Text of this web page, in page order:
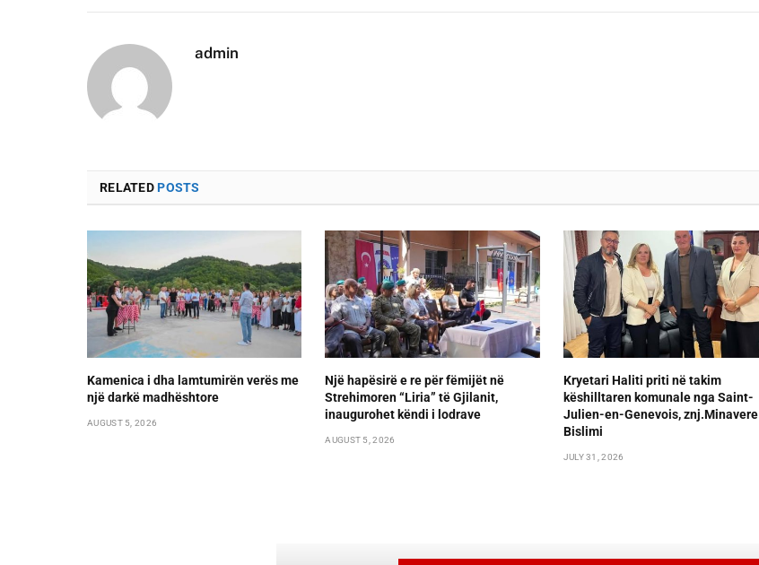
admin
RELATEDPOSTS
Kamenica i dha lamtumirën verës me
një darkë madhështore
AUGUST 5, 2026
Një hapësirë e re për fëmijët në
Strehimoren “Liria” të Gjilanit,
inaugurohet këndi i lodrave
AUGUST 5, 2026
Kryetari Haliti priti në takim
këshilltaren komunale nga Saint-
Julien-en-Genevois, znj.Minavere
Bislimi
JULY 31, 2026